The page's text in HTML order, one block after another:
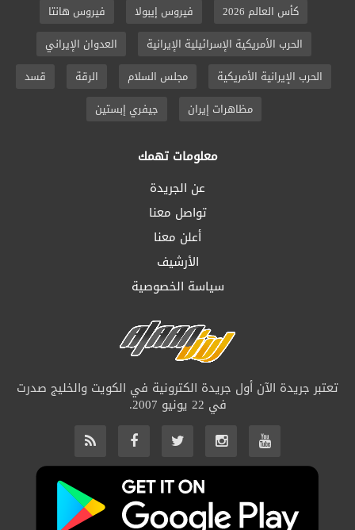
كأس العالم 2026 فيروس إيبولا
فيروس هانتا
الحرب الأمريكية الإسرائيلية الإيرانية
العدوان الإيراني
الحرب الإيرانية الأمريكية
مجلس السلام الرقة
قسد
مظاهرات إيران
جيفري إبستين
معلومات تهمك
عن الجريدة
تواصل معنا
أعلن معنا
الأرشيف
سياسة الخصوصية
تعتبر جريدة الآن أول جريدة الكترونية في الكويت والخليج صدرت
في 22 يونيو 2007.